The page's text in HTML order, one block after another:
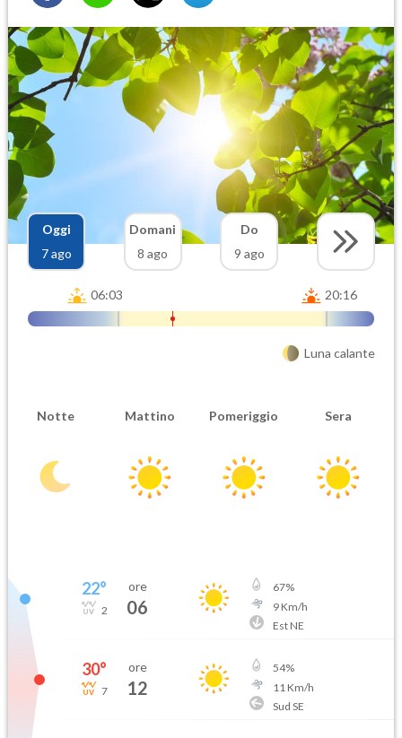
Oggi
7 ago
Domani
8 ago
Do
9 ago
06:03 20:16
Luna calante
Notte Mattino Pomeriggio Sera
22°
2
ore
06
67%
9Km/h
Est NE
30°
7
ore
12
54%
11 Km/h
Sud SE